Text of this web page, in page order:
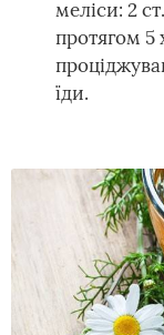
меліси: 2
протягом 5
їди.